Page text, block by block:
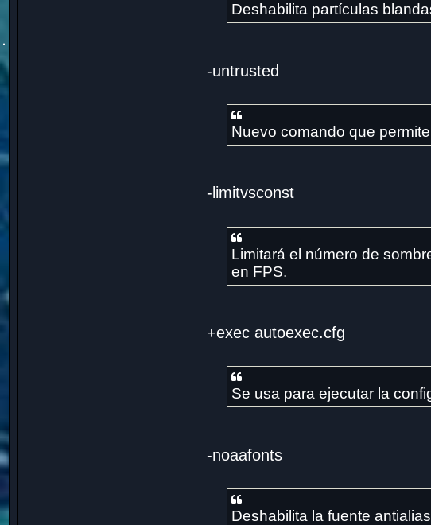
Deshabilita partículas
-untrusted
Nuevo comando que
-limitvsconst
Limitará el número de
en FPS.
+exec autoexec.cfg
Se usa para ejecutar la
-noaafonts
Deshabilita la fuente